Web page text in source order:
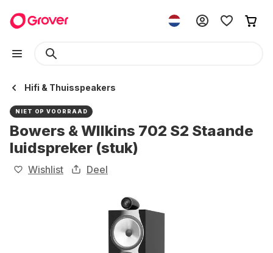
Hifi & Thuisspeakers
NIET OP VOORRAAD
Bowers & WIlkins 702 S2 Staande
luidspreker (stuk)
Wishlist Deel